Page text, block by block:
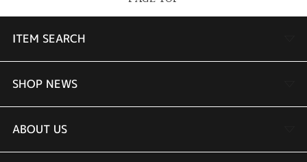
ITEM SEARCH
婚約指輪
結婚指輪
SHOP NEWS
TAKEUCHI BRIDAL金沢本店情報
ABOUT US